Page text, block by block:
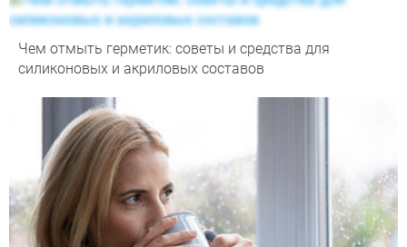
Чем отмыть герметик: советы и средства для
силиконовых и акриловых составов